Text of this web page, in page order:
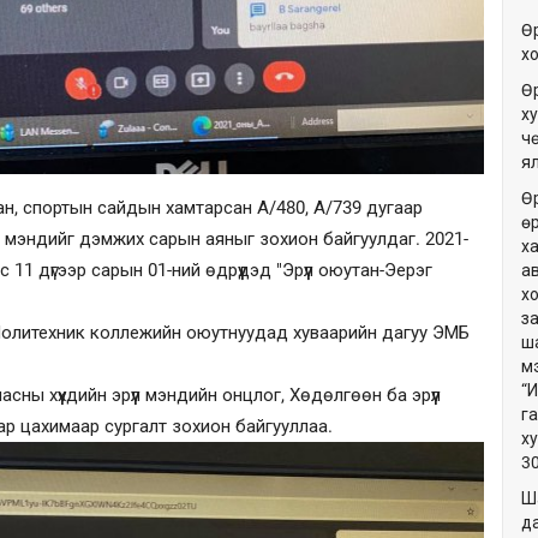
спортын сайдын хамтарсан А/480, А/739 дугаар
мэндийг дэмжих сарын аяныг зохион байгуулдаг. 2021-
дүгээр сарын 01-ний өдрүүдэд "Эрүүл оюутан-Эерэг
коллежийн оюутнуудад хуваарийн дагуу ЭМБ
хүүхдийн эрүүл мэндийн онцлог, Хөдөлгөөн ба эрүүл
сургалт зохион байгууллаа.